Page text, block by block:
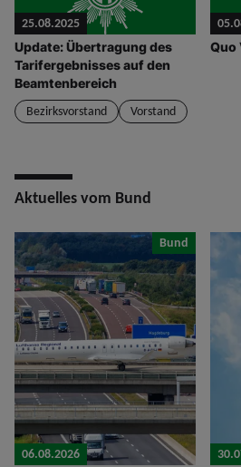
25.08.2025
Update: Übertragung des
Tarifergebnisses auf den
Beamtenbereich
Bezirksvorstand
Vorstand
Quo
Aktuelles vom Bund
06.08.2026
Bund